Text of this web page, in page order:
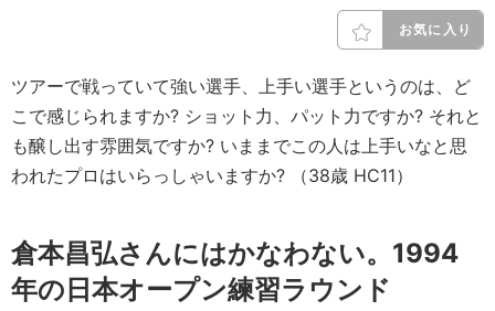
お気に入り
ツアーで戦っていて強い選手、上手い選手というのは、ど
こで感じられますか? ショット力、パット力ですか? それと
も醸し出す雰囲気ですか? いままでこの人は上手いなと思
われたプロはいらっしゃいますか? （38歳 HC11）
倉本昌弘さんにはかなわない。1994
年の日本オープン練習ラウンド